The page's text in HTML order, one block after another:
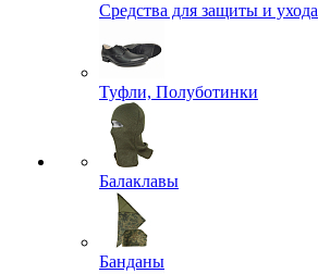
Средства для защиты и ухода
Туфли, Полуботинки
Балаклавы
Банданы